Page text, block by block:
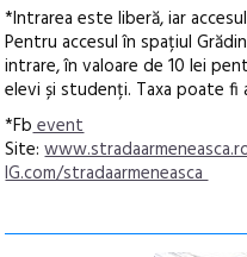
*Intrarea este liberă, iar
Pentru accesul în spațiul
intrare, în valoare de 10 lei
elevi și studenți. Taxa poate
*Fbevent
Site:
IG.com/stradaarmeneasca